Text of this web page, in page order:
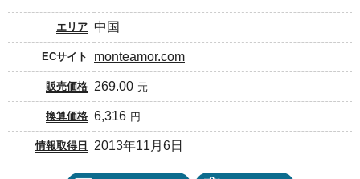
エリア 中国
ECサイト monteamor.com
販売価格 269.00 元
換算価格 6,316 円
情報取得日 2013年11月6日